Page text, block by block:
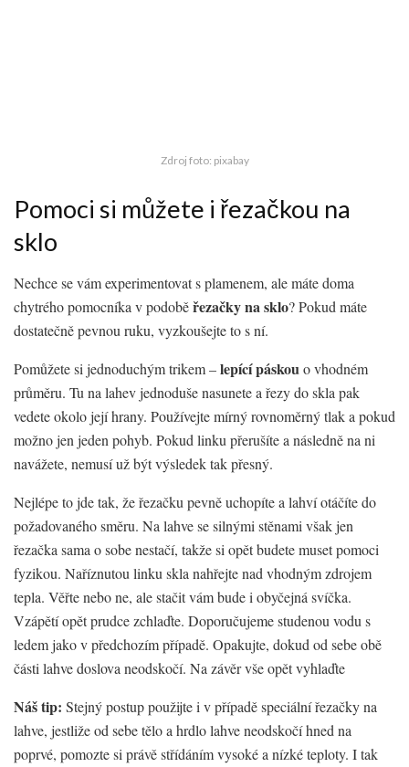
Zdroj foto: pixabay
Pomoci si můžete i řezačkou na
sklo
Nechce se vám experimentovat s plamenem, ale máte doma
chytrého pomocníka v podoběřezačky na sklo? Pokud máte
dostatečně pevnou ruku, vyzkoušejte to s ní.
Pomůžete si jednoduchým trikem –lepící páskouo vhodném
průměru. Tu na lahev jednoduše nasunete a řezy do skla pak
vedete okolo její hrany. Používejte mírný rovnoměrný tlak a pokud
možno jen jeden pohyb. Pokud linku přerušíte a následně na ni
navážete, nemusí už být výsledek tak přesný.
Nejlépe to jde tak, že řezačku pevně uchopíte a lahví otáčíte do
požadovaného směru. Na lahve se silnými stěnami však jen
řezačka sama o sobe nestačí, takže si opět budete muset pomoci
fyzikou. Naříznutou linku skla nahřejte nad vhodným zdrojem
tepla. Věřte nebo ne, ale stačit vám bude i obyčejná svíčka.
Vzápětí opět prudce zchlaďte. Doporučujeme studenou vodu s
ledem jako v předchozím případě. Opakujte, dokud od sebe obě
části lahve doslova neodskočí. Na závěr vše opět vyhlaďte
Náš tip: Stejný postup použijte i v případě speciální řezačky na
lahve, jestliže od sebe tělo a hrdlo lahve neodskočí hned na
poprvé, pomozte si právě střídáním vysoké a nízké teploty. I tak